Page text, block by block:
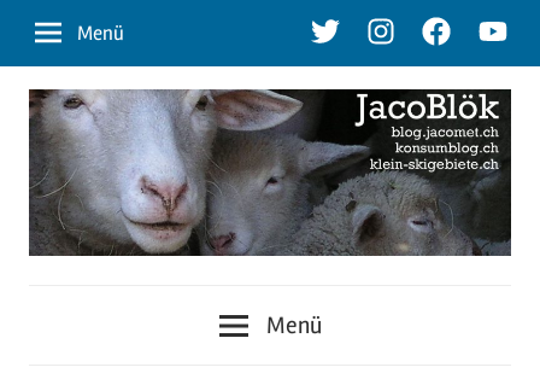
Inhalt
TwitterInstagramFacebook
Menü
Menü